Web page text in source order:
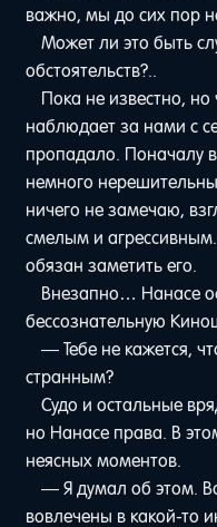
важно, мы до сих пор
Может ли это быть
обстоятельств?..
Пока не известно, но
наблюдает за нами с
пропадало. Поначалу
немного
ничего не замечаю,
смелым и
обязан заметить его.
Внезапно… Нанасе
бессознательную
— Тебе не кажется,
странным?
Судо и остальные
но Нанасе права. В
неясных моментов.
— Я думал об этом.
вовлечены в какой-то